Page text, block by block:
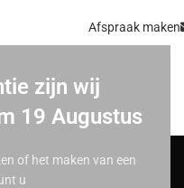
zijn wij
19 Augustus
of het maken van een
u
Afspraak maken